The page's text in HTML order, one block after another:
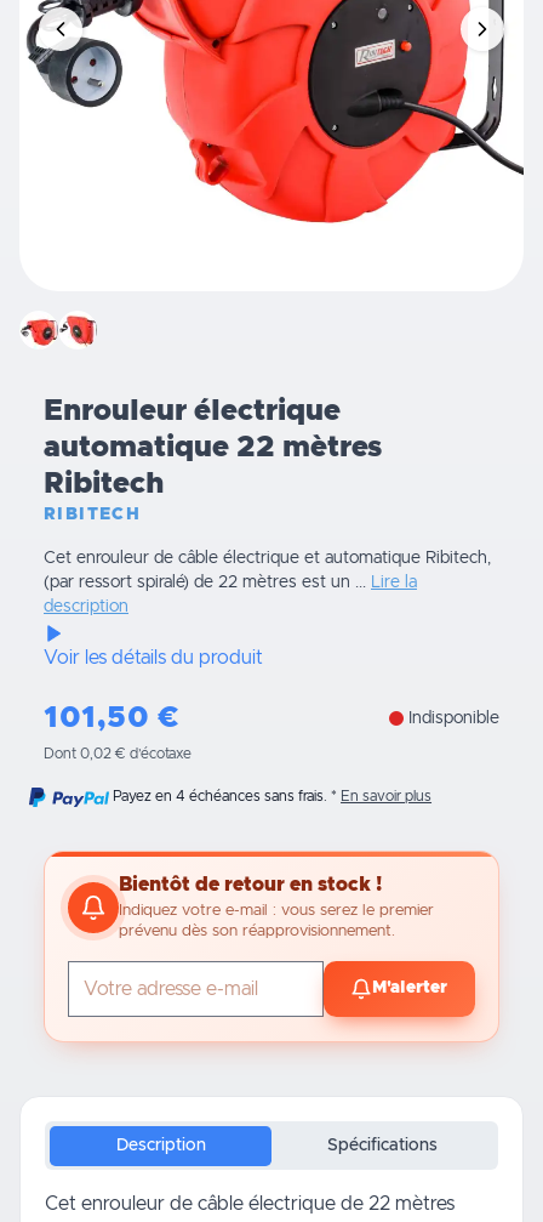
Enrouleur électrique
automatique 22 mètres
Ribitech
RIBITECH
Cet enrouleur de câble électrique et automatique Ribitech,
(par ressort spiralé) de 22 mètres est un ... Lire la
description
Voir les détails du produit
101,50 € Indisponible
Dont 0,02 € d’écotaxe
Payez en 4 échéances sans frais. En savoir plus
Bientôt de retour en stock !
Indiquez votre e-mail : vous serez le premier
prévenu dès son réapprovisionnement.
M'alerter
Description Spécifications
Cet enrouleur de câble électrique de 22 mètres